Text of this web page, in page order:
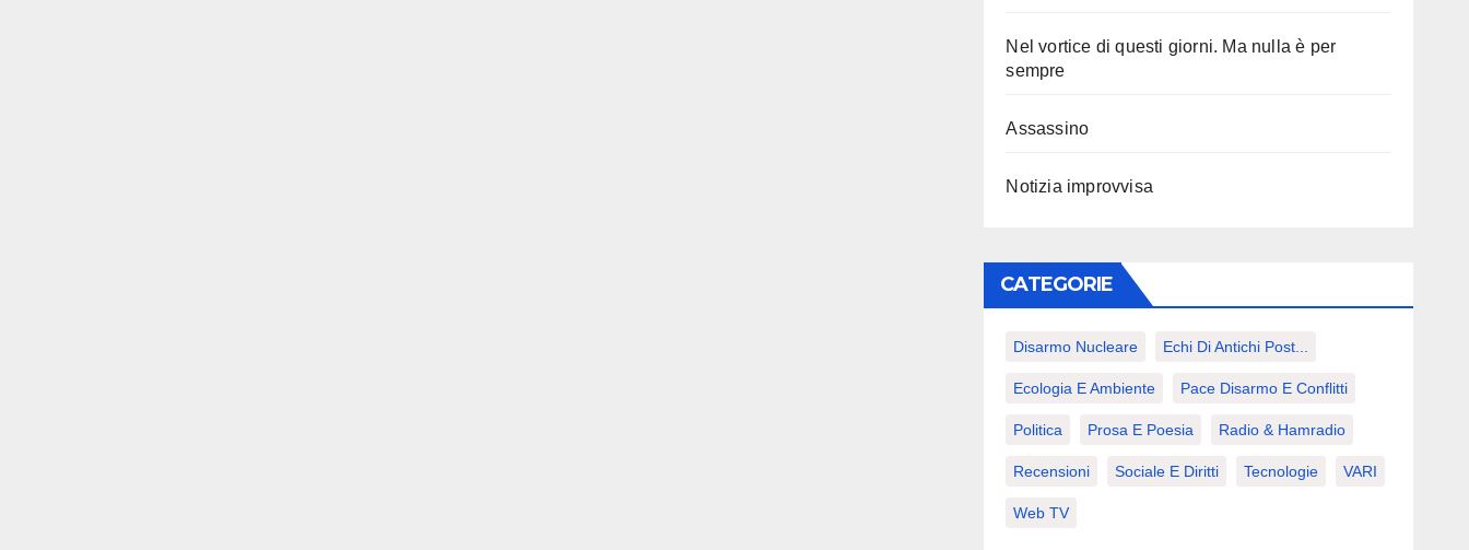
Nel vortice di questi giorni. Ma nulla è per
sempre
Assassino
Notizia improvvisa
CATEGORIE
Disarmo Nucleare Echi Di Antichi Post...
Ecologia E Ambiente Pace Disarmo E Conflitti
Politica Prosa E Poesia Radio & Hamradio
Recensioni Sociale E Diritti Tecnologie VARI
Web TV